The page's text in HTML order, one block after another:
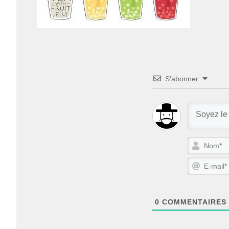
S’abonner
0 COMMENTAIRES